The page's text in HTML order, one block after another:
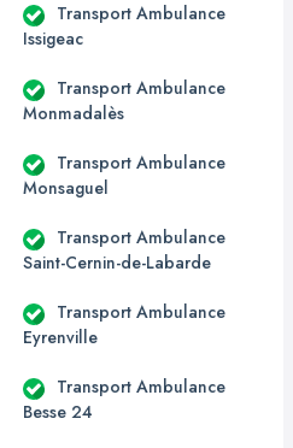
Transport Ambulance
Issigeac
Transport Ambulance
Monmadalès
Transport Ambulance
Monsaguel
Transport Ambulance
Saint-Cernin-de-Labarde
Transport Ambulance
Eyrenville
Transport Ambulance
Besse 24